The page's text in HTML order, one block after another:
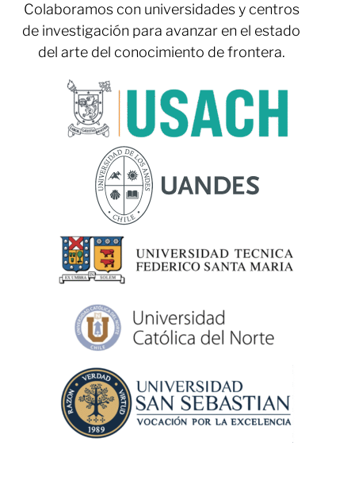
Colaboramos con universidades y centros
de investigación para avanzar en el estado
del arte del conocimiento de frontera.